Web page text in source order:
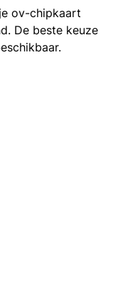
ov-chipkaart
De beste keuze